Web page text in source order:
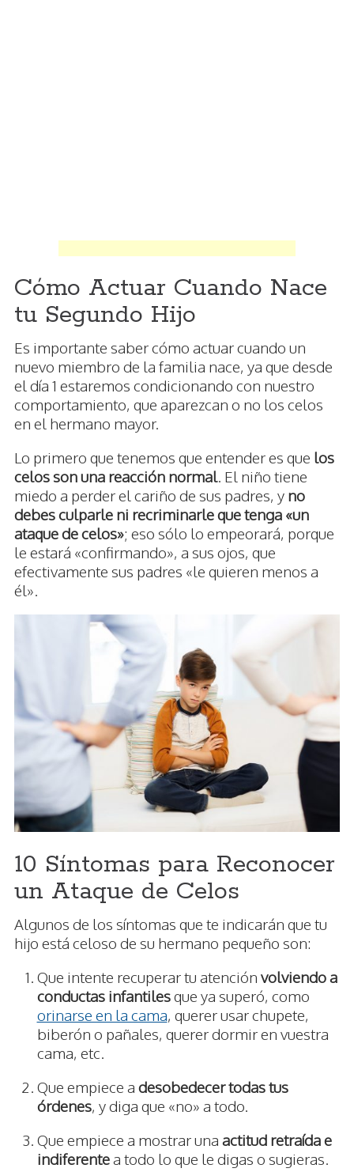
Cómo Actuar Cuando Nace
tu Segundo Hijo
Es importante saber cómo actuar cuando un
nuevo miembro de la familia nace, ya que desde
el día 1 estaremos condicionando con nuestro
comportamiento, que aparezcan o no los celos
en el hermano mayor.
Lo primero que tenemos que entender es que los
celos son una reacción normal. El niño tiene
miedo a perder el cariño de sus padres, y no
debes culparle ni recriminarle que tenga «un
ataque de celos»; eso sólo lo empeorará, porque
le estará «confirmando», a sus ojos, que
efectivamente sus padres «le quieren menos a
él».
10 Síntomas para Reconocer
un Ataque de Celos
Algunos de los síntomas que te indicarán que tu
hijo está celoso de su hermano pequeño son:
Que intente recuperar tu atención volviendo a
conductas infantilesque ya superó, como
orinarse en la cama, querer usar chupete,
biberón o pañales, querer dormir en vuestra
cama, etc.
Que empiece a desobedecer todas tus
órdenes, y diga que «no» a todo.
Que empiece a mostrar una actitud retraída e
indiferentea todo lo que le digas o sugieras.